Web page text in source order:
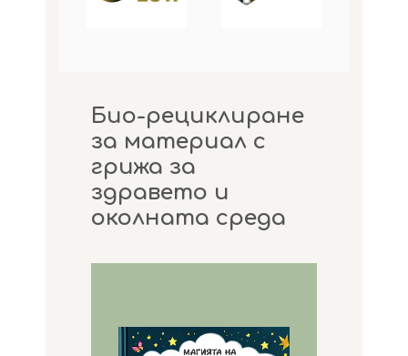
Био-рециклиране
за материал с
грижа за
здравето и
околната среда